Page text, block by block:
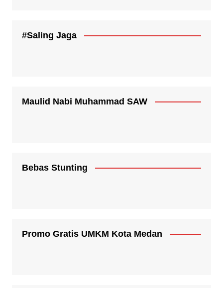
#Saling Jaga
Maulid Nabi Muhammad SAW
Bebas Stunting
Promo Gratis UMKM Kota Medan